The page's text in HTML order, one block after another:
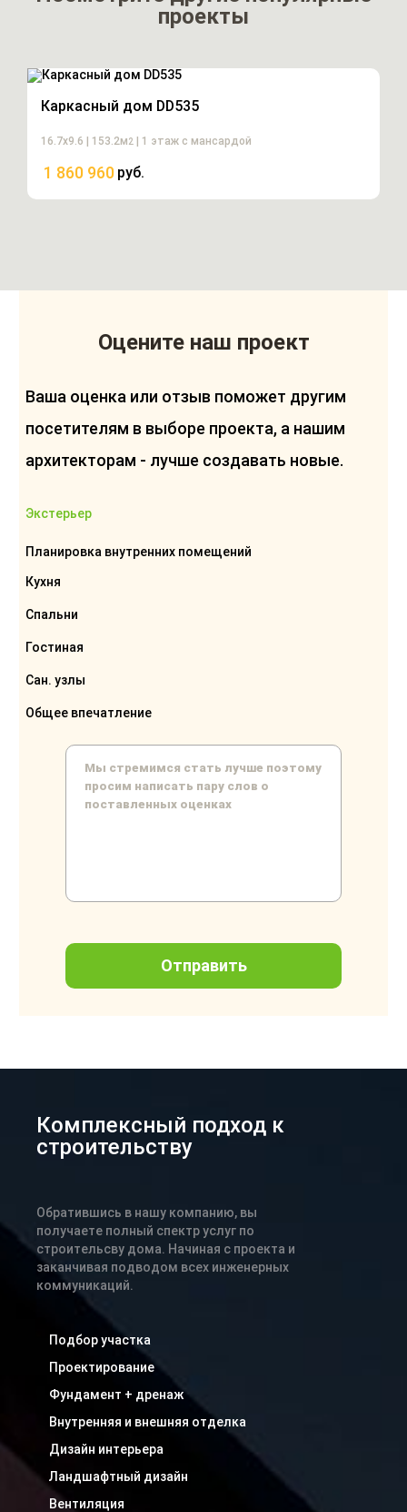
проекты
Каркасный дом DD535
16.7х9.6 | 153.2м2 | 1 этаж с мансардой
1 860 960 руб.
Оцените наш проект
Ваша оценка или отзыв поможет другим
посетителям в выборе проекта, а нашим
архитекторам - лучше создавать новые.
Экстерьер
Планировка внутренних помещений
Кухня
Спальни
Гостиная
Сан. узлы
Общее впечатление
Комплексный подход к
строительству
Обратившись в нашу компанию, вы
получаете полный спектр услуг по
строительсву дома. Начиная с проекта и
заканчивая подводом всех инженерных
коммуникаций.
Подбор участка
Проектирование
Фундамент + дренаж
Внутренняя и внешняя отделка
Дизайн интерьера
Ландшафтный дизайн
Вентиляция